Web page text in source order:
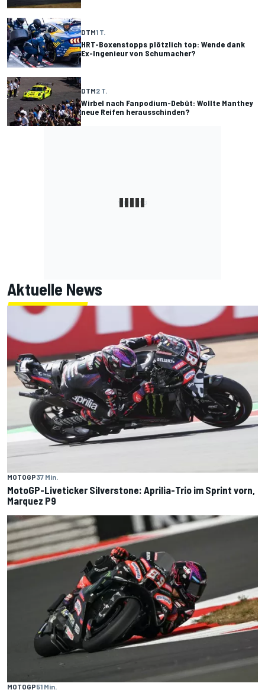
DTM1 T.
HRT-Boxenstopps plötzlich top: Wende dank
Ex-Ingenieur von Schumacher?
DTM2 T.
Wirbel nach Fanpodium-Debüt: Wollte Manthey
neue Reifen herausschinden?
Aktuelle News
MOTOGP37 Min.
MotoGP-Liveticker Silverstone: Aprilia-Trio im Sprint vorn,
Marquez P9
MOTOGP51 Min.